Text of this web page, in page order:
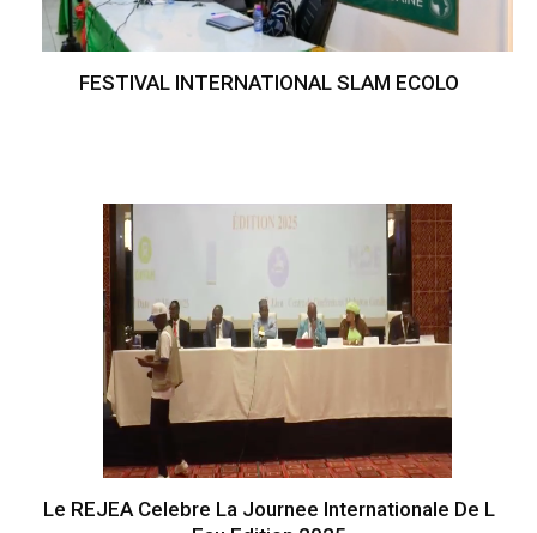
FESTIVAL INTERNATIONAL SLAM ECOLO
Le REJEA Celebre La Journee Internationale De L